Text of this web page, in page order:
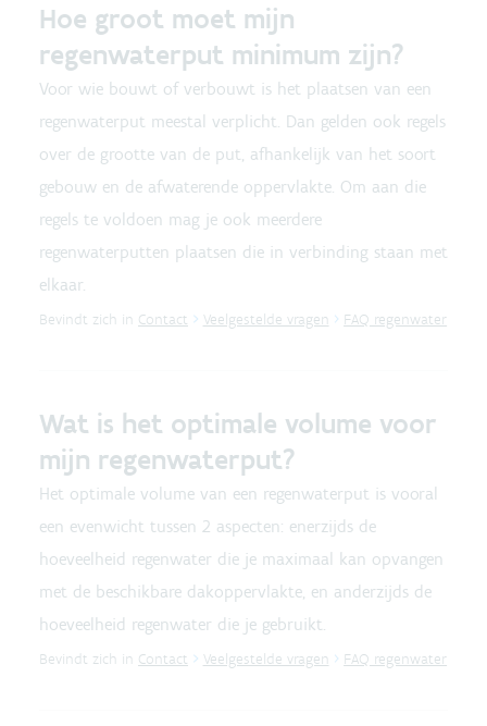
Hoe groot moet mijn
regenwaterput minimum zijn?
Voor wie bouwt of verbouwt is het plaatsen van een
regenwaterput meestal verplicht. Dan gelden ook regels
over de grootte van de put, afhankelijk van het soort
gebouw en de afwaterende oppervlakte. Om aan die
regels te voldoen mag je ook meerdere
regenwaterputten plaatsen die in verbinding staan met
elkaar.
Bevindt zich in Contact Veelgestelde vragen FAQ regenwater
Wat is het optimale volume voor
mijn regenwaterput?
Het optimale volume van een regenwaterput is vooral
een evenwicht tussen 2 aspecten: enerzijds de
hoeveelheid regenwater die je maximaal kan opvangen
met de beschikbare dakoppervlakte, en anderzijds de
hoeveelheid regenwater die je gebruikt.
Bevindt zich in Contact Veelgestelde vragen FAQ regenwater